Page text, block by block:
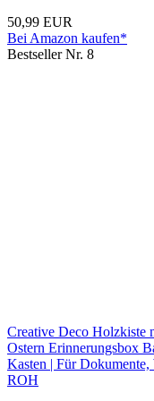
50,99 EUR
Bei Amazon kaufen*
Bestseller Nr. 8
Creative Deco Holzkiste
Ostern Erinnerungsbox
Kasten | Für Dokumente,
ROH